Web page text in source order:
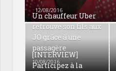
12/08/2016
Un chauffeur Uber
retrouve son fils aux
JO grâce à une
passagère
10/08/2016
[INTERVIEW]
Participez à la